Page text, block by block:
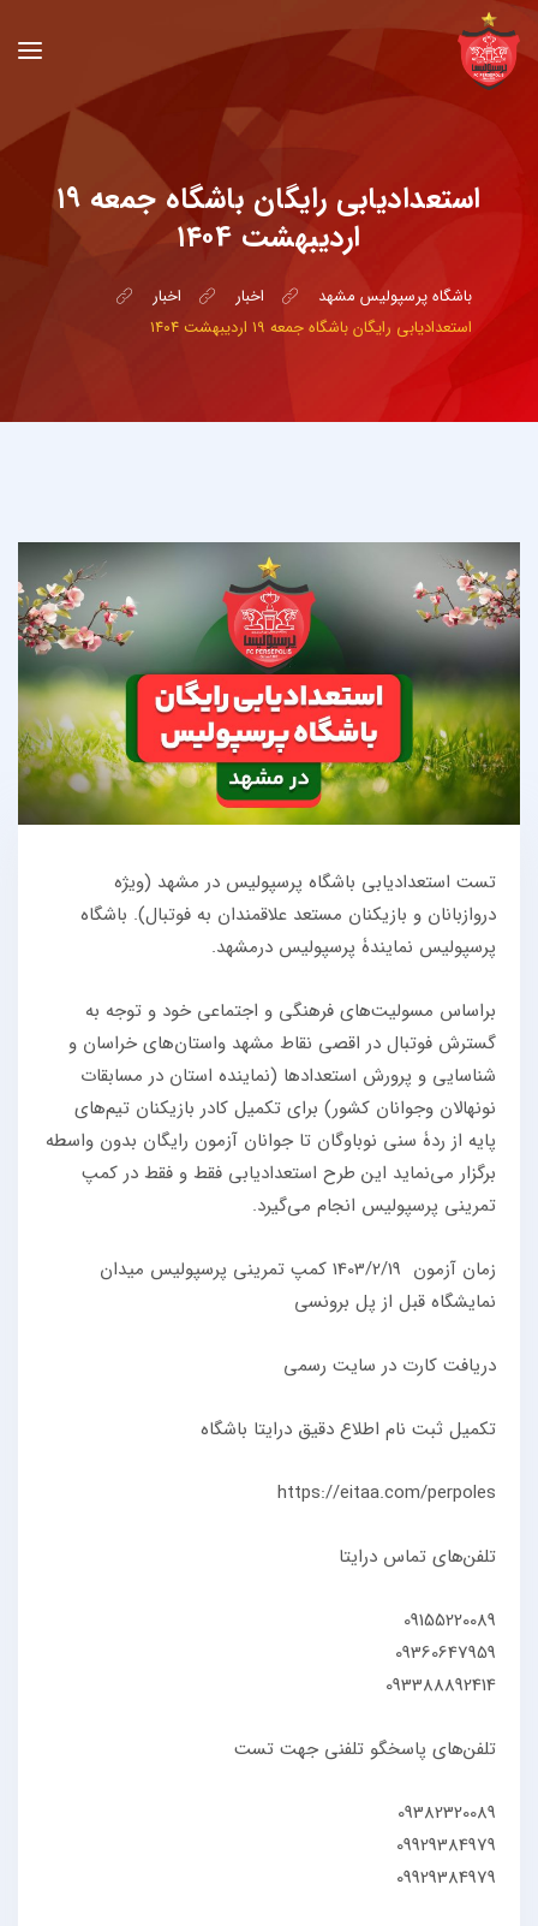
استعدادیابی رایگان باشگاه جمعه ۱۹
اردیبهشت ۱۴۰4
باشگاه پرسپولیس مشهد اخبار
اخبار
استعدادیابی رایگان باشگاه جمعه ۱۹ اردیبهشت ۱۴۰4
تست استعدادیابی باشگاه پرسپولیس در مشهد (ویژه
دروازبانان و بازیکنان مستعد علاقمندان به فوتبال). باشگاه
پرسپولیس نمایندۀ پرسپولیس درمشهد.
براساس مسولیت‌های فرهنگی و اجتماعی خود و توجه به
گسترش فوتبال در اقصی نقاط مشهد واستان‌های خراسان و
شناسایی و پرورش استعدادها (نماینده استان در مسابقات
نونهالان وجوانان کشور) برای تکمیل کادر بازیکنان تیم‌های
پایه از ردۀ سنی نوباوگان تا جوانان آزمون رایگان بدون واسطه
برگزار می‌نماید این طرح استعدادیابی فقط و فقط در کمپ
تمرینی پرسپولیس انجام می‌گیرد.
زمان آزمون 1403/2/19 کمپ تمرینی پرسپولیس میدان
نمایشگاه قبل از پل برونسی
دریافت کارت در سایت رسمی
تکمیل ثبت نام اطلاع دقیق درایتا باشگاه
https://eitaa.com/perpoles
تلفن‌های تماس درایتا
09155220089
09360647959
093388892414
تلفن‌های پاسخگو تلفنی جهت تست
09382320089
09929384979
09929384979